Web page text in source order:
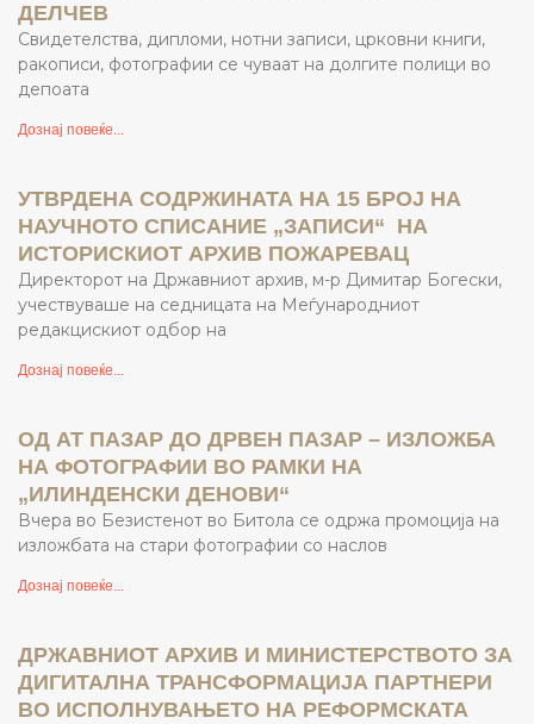
ДЕЛЧЕВ
Свидетелства, дипломи, нотни записи, црковни книги,
ракописи, фотографии се чуваат на долгите полици во
депоата
Дознај повеќе...
УТВРДЕНА СОДРЖИНАТА НА 15 БРОЈ НА
НАУЧНОТО СПИСАНИЕ „ЗАПИСИ“ НА
ИСТОРИСКИОТ АРХИВ ПОЖАРЕВАЦ
Директорот на Државниот архив, м-р Димитар Богески,
учествуваше на седницата на Меѓународниот
редакцискиот одбор на
Дознај повеќе...
ОД АТ ПАЗАР ДО ДРВЕН ПАЗАР – ИЗЛОЖБА
НА ФОТОГРАФИИ ВО РАМКИ НА
„ИЛИНДЕНСКИ ДЕНОВИ“
Вчера во Безистенот во Битола се одржа промоција на
изложбата на стари фотографии со наслов
Дознај повеќе...
ДРЖАВНИОТ АРХИВ И МИНИСТЕРСТВОТО ЗА
ДИГИТАЛНА ТРАНСФОРМАЦИЈА ПАРТНЕРИ
ВО ИСПОЛНУВАЊЕТО НА РЕФОРМСКАТА